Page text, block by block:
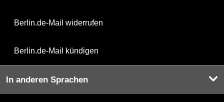
Berlin.de-Mail widerrufen
Berlin.de-Mail kündigen
In anderen Sprachen